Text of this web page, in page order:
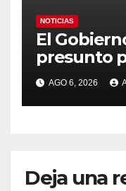
NOTICIAS
El
presunto
con
la final del
«Tiene
AGO 6, 2026
Deja una